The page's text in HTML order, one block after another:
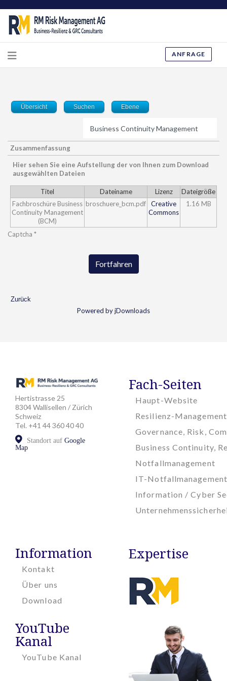
ANFRAGE
Übersicht Suchen Ebene
Zusammenfassung
Hier sehen Sie eine Aufstellung der von Ihnen zum Download
ausgewählten Dateien
Titel Dateiname Lizenz
Dateigröße
Fachbroschüre Business
Continuity Management
(BCM)
broschuere_bcm.pdf
Creative
Commons
1.16 MB
Captcha *
Fortfahren
Zurück
Powered by jDownloads
Hertistrasse 25
8304 Wallisellen / Zürich
Schweiz
Tel. +41 44 360 40 40
Standort auf Google
Map
Fach-Seiten
Haupt-Website
Resilienz-Management
Governance, Risk,
Business Continuity,
Notfallmanagement
IT-Notfallmanagement
Information / Cyber
Information
Kontakt
Über uns
Download
YouTube
Kanal
YouTube Kanal
Expertise